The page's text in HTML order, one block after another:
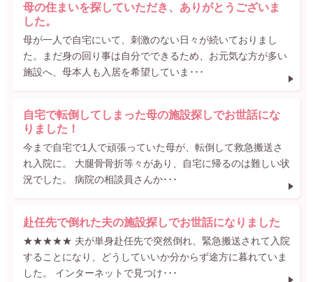
母の住まいを探していただき、ありがとうございま
した。
母が一人で自宅にいて、刺激のない日々が続いておりまし
た。まだ身の回り事は自分でできるため、お元気な方が多い
施設へ、母本人も入居を希望していま･･･
自宅で転倒してしまった母の施設探しでお世話にな
りました！
今まで自宅で1人で頑張っていた母が、転倒して救急搬送さ
れ入院に。 大腿骨骨折等々があり、自宅に帰るのは難しい状
況でした。 病院の相談員さんか･･･
赴任先で倒れた夫の施設探しでお世話になりました
★★★★★ 夫が単身赴任先で突然倒れ、緊急搬送されて入院
することになり、どうしていいか分からず途方に暮れていま
した。 インターネットで見つけ･･･